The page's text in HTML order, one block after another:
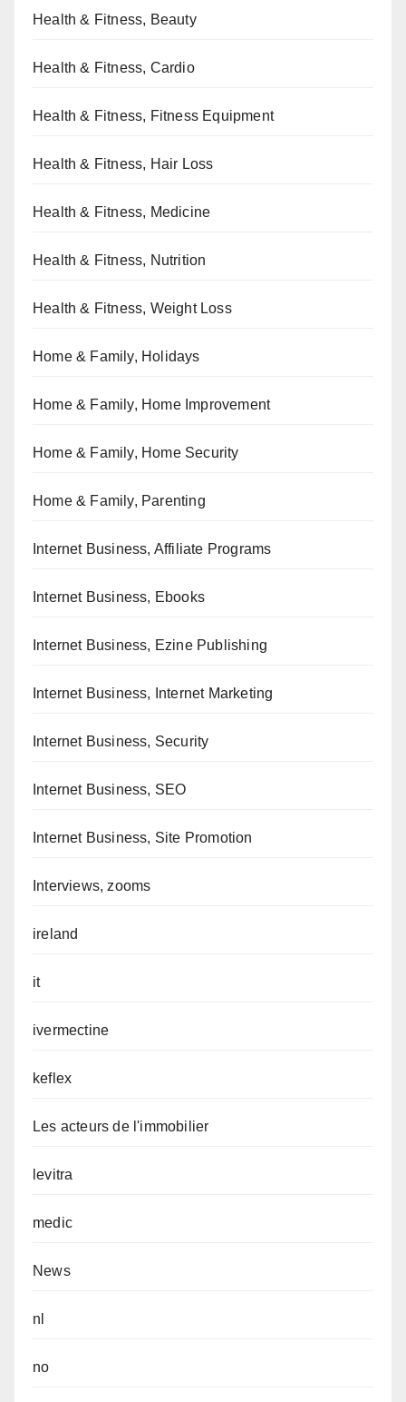
Health & Fitness, Beauty
Health & Fitness, Cardio
Health & Fitness, Fitness Equipment
Health & Fitness, Hair Loss
Health & Fitness, Medicine
Health & Fitness, Nutrition
Health & Fitness, Weight Loss
Home & Family, Holidays
Home & Family, Home Improvement
Home & Family, Home Security
Home & Family, Parenting
Internet Business, Affiliate Programs
Internet Business, Ebooks
Internet Business, Ezine Publishing
Internet Business, Internet Marketing
Internet Business, Security
Internet Business, SEO
Internet Business, Site Promotion
Interviews, zooms
ireland
it
ivermectine
keflex
Les acteurs de l'immobilier
levitra
medic
News
nl
no